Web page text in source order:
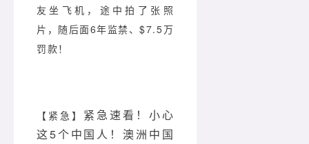
友坐飞机，途中拍了张照
片，随后面6年监禁、$7.5万
罚款！
【紧急 】 紧急速看！小心
这5个中国人！澳洲中国